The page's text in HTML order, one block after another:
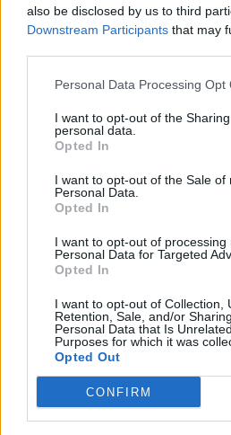
also be disclosed by us to third
Downstream Participants that may
Personal Data Processing Opt
I want to opt-out of the
personal data.
Opted In
I want to opt-out of the Sale of
Personal Data.
Opted In
I want to opt-out of processing
Personal Data for Targeted
Opted In
I want to opt-out of Collection,
Retention, Sale, and/or
Personal Data that Is
Purposes for which it was
Opted Out
CONFIRM
ΔΙΑΦΗΜΙΣΗ
ΣΧΕΤΙΚΑ ΑΡΘΡΑ